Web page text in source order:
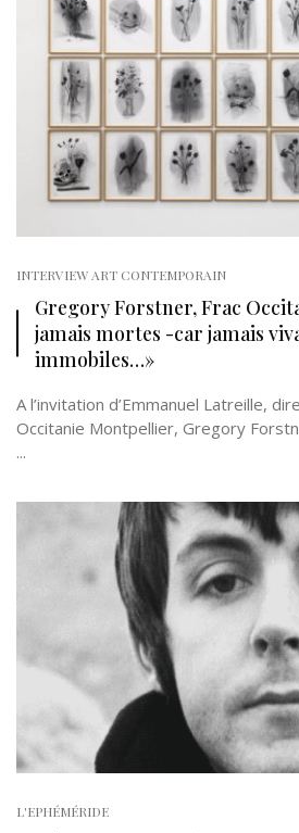
INTERVIEW ART CONTEMPORAIN
Gregory Forstner, Frac
jamais mortes -car jamais
immobiles…»
A l’invitation d’Emmanuel Latreille,
Occitanie Montpellier, Gregory
...
L'EPHÉMÉRIDE